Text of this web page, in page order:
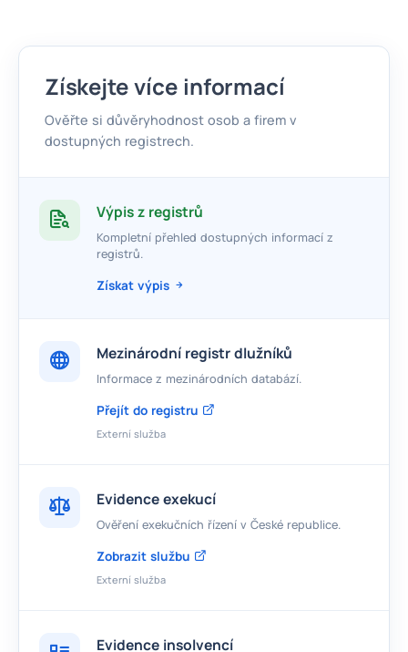
Získejte více informací
Ověřte si důvěryhodnost osob a firem v
dostupných registrech.
Výpis z registrů
Kompletní přehled dostupných informací z
registrů.
Získat výpis
Mezinárodní registr dlužníků
Informace z mezinárodních databází.
Přejít do registru
Externí služba
Evidence exekucí
Ověření exekučních řízení v České republice.
Zobrazit službu
Externí služba
Evidence insolvencí